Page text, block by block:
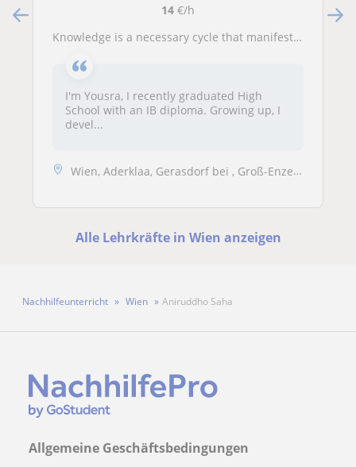
14 €/h
Knowledge is a necessary cycle that manifests itself through education.
I'm Yousra, I recently graduated High
School with an IB diploma. Growing up, I
devel...
Wien, Aderklaa, Gerasdorf bei , Groß-Enzersdorf, Langenzersdorf, Raasd...
Alle Lehrkräfte in Wien anzeigen
Nachhilfeunterricht Wien Aniruddho Saha
Allgemeine Geschäftsbedingungen